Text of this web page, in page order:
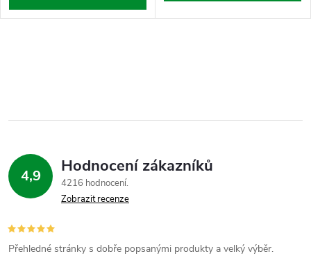
4,9 Hodnocení zákazníků
4216 hodnocení
Zobrazit recenze
Přehledné stránky s dobře popsanými produkty a velký výběr.